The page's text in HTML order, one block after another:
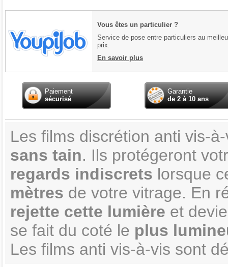
Vous êtes un particulier ?
Service de pose entre particuliers au
prix.
En savoir plus
Paiement
sécurisé
Garantie
de 2 à 10 ans
Les films discrétion anti vis-
sans tain. Ils protégeront
regards indiscrets lorsque
mètres de votre vitrage. En
rejette cette lumière et
se fait du coté le plus
Les films anti vis-à-vis sont